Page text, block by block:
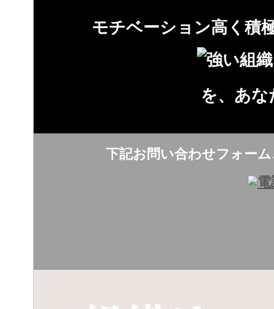
モチベーション高く積
を、あな
下記お問い合わせフォー